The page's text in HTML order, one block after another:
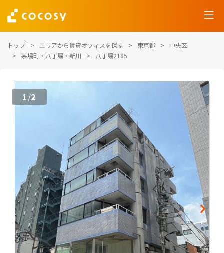
トップ エリアから賃貸オフィスを探す 東京都
中央区
茅場町・八丁堀・新川
八丁堀2185
1/2